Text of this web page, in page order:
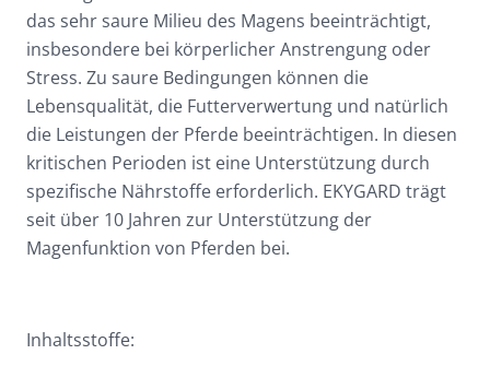
das sehr saure Milieu des Magens beeinträchtigt,
insbesondere bei körperlicher Anstrengung oder
Stress. Zu saure Bedingungen können die
Lebensqualität, die Futterverwertung und natürlich
die Leistungen der Pferde beeinträchtigen. In diesen
kritischen Perioden ist eine Unterstützung durch
spezifische Nährstoffe erforderlich. EKYGARD trägt
seit über 10 Jahren zur Unterstützung der
Magenfunktion von Pferden bei.
Inhaltsstoffe: